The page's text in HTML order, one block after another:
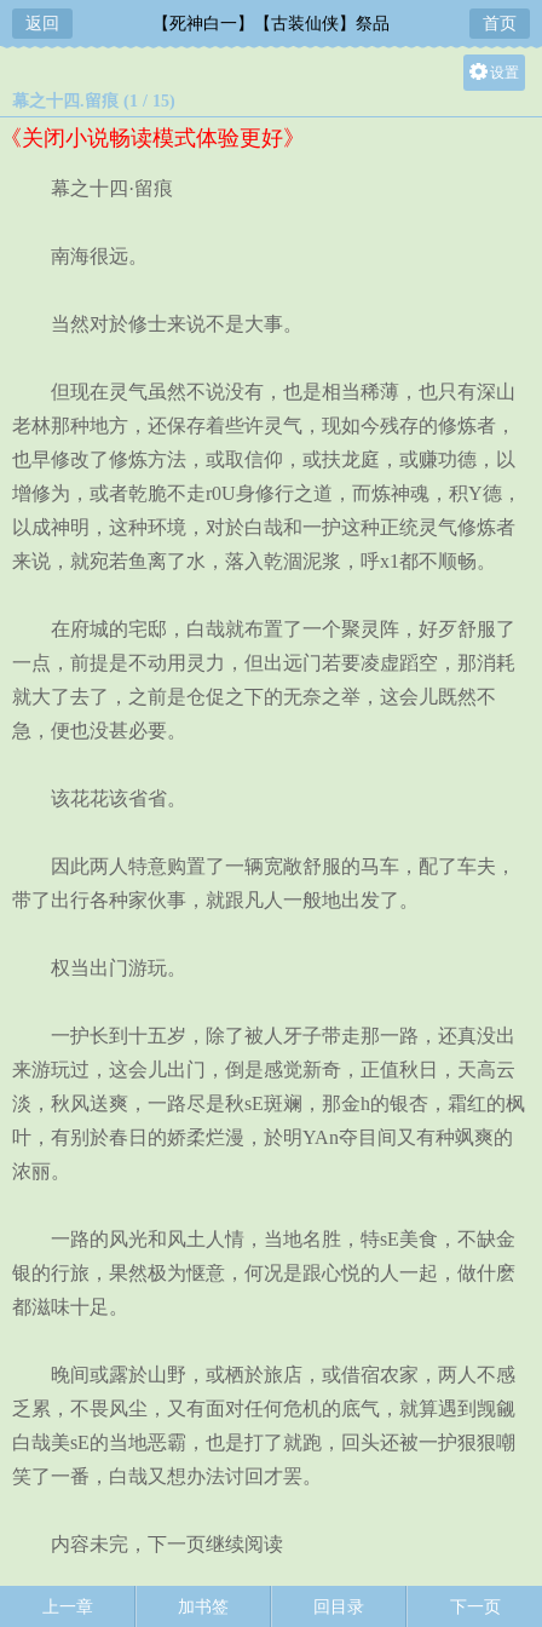
返回 【死神白一】【古装仙侠】祭品 首页
设置
幕之十四.留痕 (1 / 15)
《关闭小说畅读模式体验更好》
幕之十四·留痕
南海很远。
当然对於修士来说不是大事。
但现在灵气虽然不说没有，也是相当稀薄，也只有深山
老林那种地方，还保存着些许灵气，现如今残存的修炼者，
也早修改了修炼方法，或取信仰，或扶龙庭，或赚功德，以
增修为，或者乾脆不走r0U身修行之道，而炼神魂，积Y德，
以成神明，这种环境，对於白哉和一护这种正统灵气修炼者
来说，就宛若鱼离了水，落入乾涸泥浆，呼x1都不顺畅。
在府城的宅邸，白哉就布置了一个聚灵阵，好歹舒服了
一点，前提是不动用灵力，但出远门若要凌虚蹈空，那消耗
就大了去了，之前是仓促之下的无奈之举，这会儿既然不
急，便也没甚必要。
该花花该省省。
因此两人特意购置了一辆宽敞舒服的马车，配了车夫，
带了出行各种家伙事，就跟凡人一般地出发了。
权当出门游玩。
一护长到十五岁，除了被人牙子带走那一路，还真没出
来游玩过，这会儿出门，倒是感觉新奇，正值秋日，天高云
淡，秋风送爽，一路尽是秋sE斑斓，那金h的银杏，霜红的枫
叶，有别於春日的娇柔烂漫，於明YAn夺目间又有种飒爽的
浓丽。
一路的风光和风土人情，当地名胜，特sE美食，不缺金
银的行旅，果然极为惬意，何况是跟心悦的人一起，做什麽
都滋味十足。
晚间或露於山野，或栖於旅店，或借宿农家，两人不感
乏累，不畏风尘，又有面对任何危机的底气，就算遇到觊觎
白哉美sE的当地恶霸，也是打了就跑，回头还被一护狠狠嘲
笑了一番，白哉又想办法讨回才罢。
内容未完，下一页继续阅读
上一章 加书签 回目录 下一页